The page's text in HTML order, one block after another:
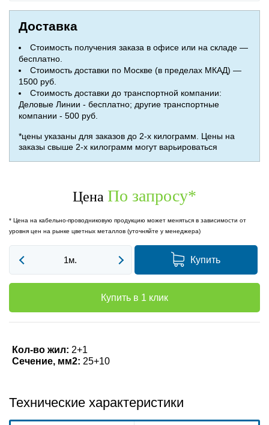
Доставка
Стоимость получения заказа в офисе или на складе —
бесплатно.
Стоимость доставки по Москве (в пределах МКАД) —
1500 руб.
Стоимость доставки до транспортной компании:
Деловые Линии - бесплатно; другие транспортные
компании - 500 руб.
*цены указаны для заказов до 2-х килограмм. Цены на
заказы свыше 2-х килограмм могут варьироваться
Цена По запросу*
* Цена на кабельно-проводниковую продукцию может меняться в зависимости от
уровня цен на рынке цветных металлов (уточняйте у менеджера)
Купить
Купить в 1 клик
Кол-во жил: 2+1
Сечение, мм2: 25+10
Технические характеристики